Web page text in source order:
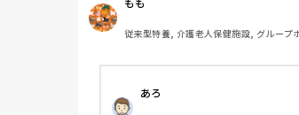
で、余計とりたいんですよね、、
従来型特養, 介護老人保健施設, グループ
あろ